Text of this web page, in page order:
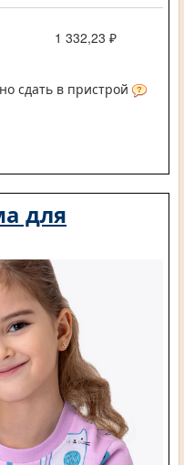
1 332,23 ₽
сдать в пристрой
для